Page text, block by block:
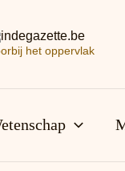
het oppervlak